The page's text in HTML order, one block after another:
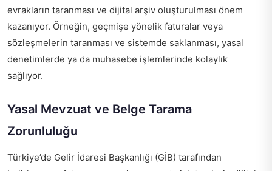
evrakların taranması ve dijital arşiv oluşturulması önem
kazanıyor. Örneğin, geçmişe yönelik faturalar veya
sözleşmelerin taranması ve sistemde saklanması, yasal
denetimlerde ya da muhasebe işlemlerinde kolaylık
sağlıyor.
Yasal Mevzuat ve Belge Tarama
Zorunluluğu
Türkiye’de Gelir İdaresi Başkanlığı (GİB) tarafından